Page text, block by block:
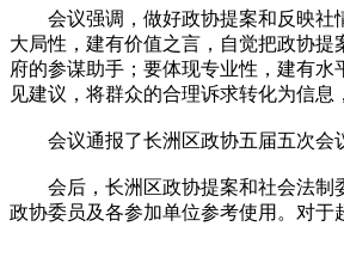
会议强调，做好政协提案和反映社情
大局性，建有价值之言，自觉把政协
府的参谋助手；要体现专业性，建有
见建议，将群众的合理诉求转化为信息
会议通报了长洲区政协五届五次会议
会后，长洲区政协提案和社会法制委
政协委员及各参加单位参考使用。对